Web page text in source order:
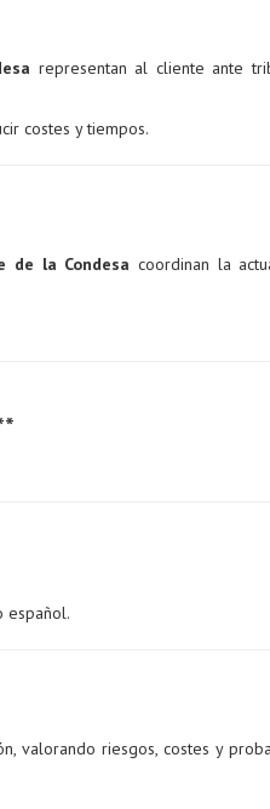
representan al cliente ante
costes y tiempos.
de la Condesa coordinan la
español.
valorando riesgos, costes y